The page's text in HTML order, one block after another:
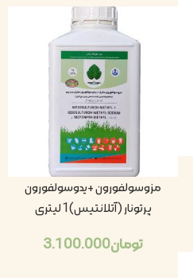
مزوسولفورون +یدوسولفورون
پرتونار (آتلانتیس)1 لیتری
تومان3.100.000